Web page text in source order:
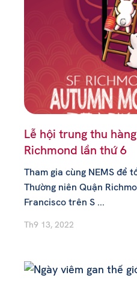
Lễ hội trung thu
Richmond lần thứ 6
Tham gia cùng NEMS để
Thường niên Quận
Francisco trên S ...
Th9 13, 2022